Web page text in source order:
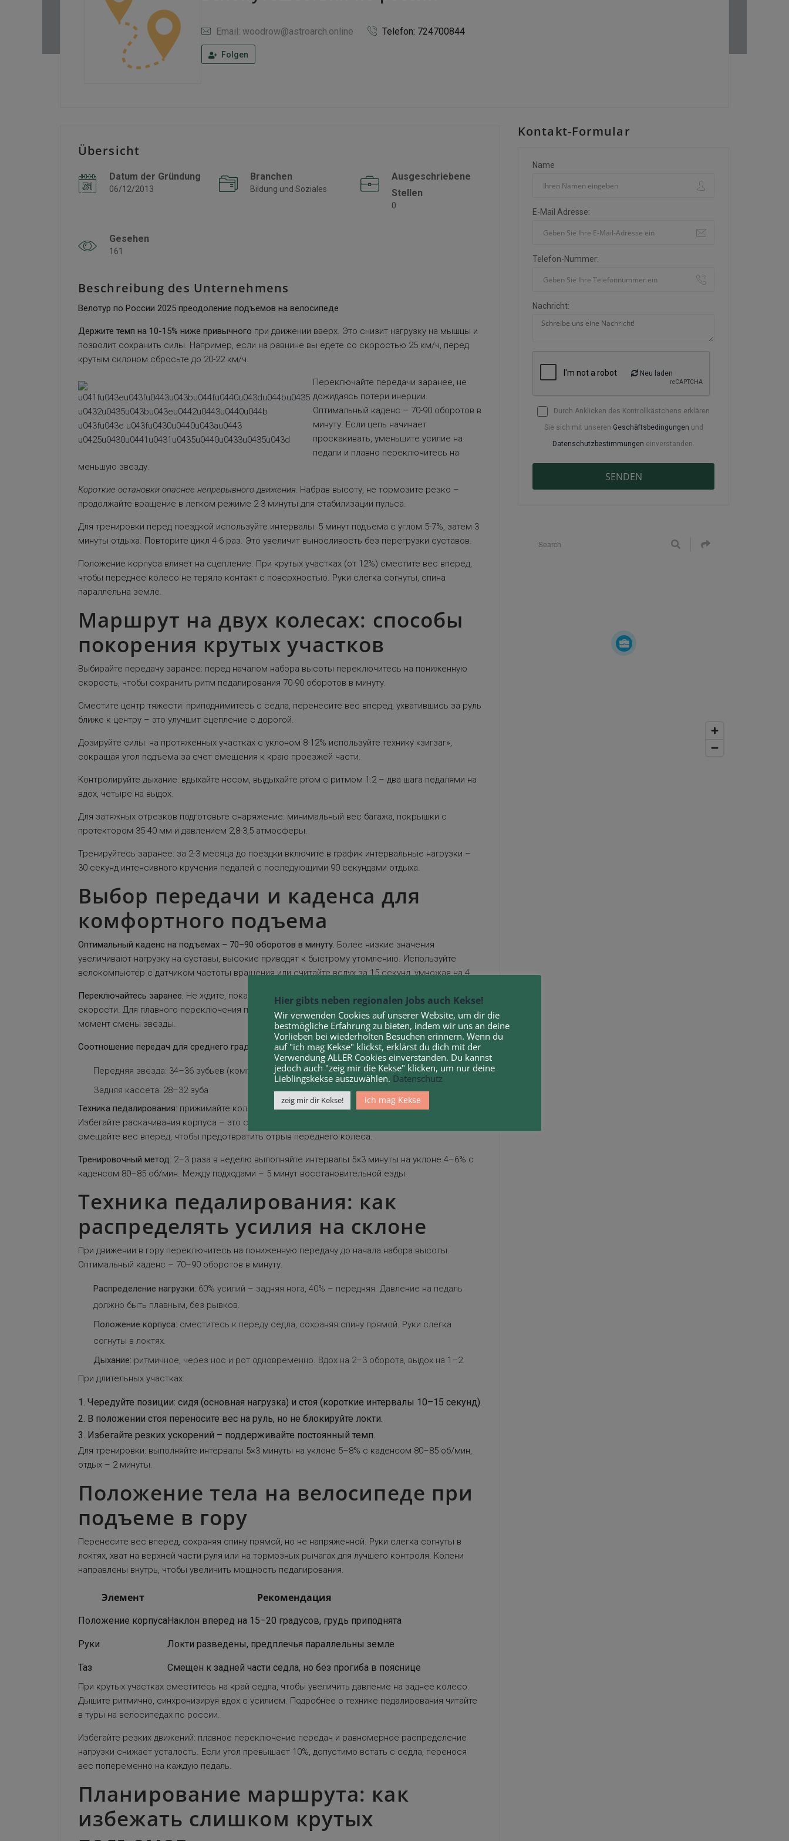
Email: woodrow@astroarch.online Telefon: 724700844
Folgen
Übersicht
Datum der Gründung
06/12/2013
Branchen
Bildung und Soziales
Ausgeschriebene
Stellen
0
Gesehen
161
Beschreibung des Unternehmens
Велотур по России 2025 преодоление подъемов на велосипеде
Держите темп на 10-15% ниже привычного при движении вверх. Это снизит нагрузку на мышцы и
позволит сохранить силы. Например, если на равнине вы едете со скоростью 25 км/ч, перед
крутым склоном сбросьте до 20-22 км/ч.
Переключайте передачи заранее, не
дожидаясь потери инерции.
Оптимальный каденс – 70-90 оборотов в
минуту. Если цепь начинает
проскакивать, уменьшите усилие на
педали и плавно переключитесь на
меньшую звезду.
Короткие остановки опаснее непрерывного движения. Набрав высоту, не тормозите резко –
продолжайте вращение в легком режиме 2-3 минуты для стабилизации пульса.
Для тренировки перед поездкой используйте интервалы: 5 минут подъема с углом 5-7%, затем 3
минуты отдыха. Повторите цикл 4-6 раз. Это увеличит выносливость без перегрузки суставов.
Положение корпуса влияет на сцепление. При крутых участках (от 12%) сместите вес вперед,
чтобы переднее колесо не теряло контакт с поверхностью. Руки слегка согнуты, спина
параллельна земле.
Маршрут на двух колесах: способы
покорения крутых участков
Выбирайте передачу заранее: перед началом набора высоты переключитесь на пониженную
скорость, чтобы сохранить ритм педалирования 70-90 оборотов в минуту.
Сместите центр тяжести: приподнимитесь с седла, перенесите вес вперед, ухватившись за руль
ближе к центру – это улучшит сцепление с дорогой.
Дозируйте силы: на протяженных участках с уклоном 8-12% используйте технику «зигзаг»,
сокращая угол подъема за счет смещения к краю проезжей части.
Контролируйте дыхание: вдыхайте носом, выдыхайте ртом с ритмом 1:2 – два шага педалями на
вдох, четыре на выдох.
Для затяжных отрезков подготовьте снаряжение: минимальный вес багажа, покрышки с
протектором 35-40 мм и давлением 2,8-3,5 атмосферы.
Тренируйтесь заранее: за 2-3 месяца до поездки включите в график интервальные нагрузки –
30 секунд интенсивного кручения педалей с последующими 90 секундами отдыха.
Выбор передачи и каденса для
комфортного подъема
Оптимальный каденс на подъемах – 70–90 оборотов в минуту. Более низкие значения
увеличивают нагрузку на суставы, высокие приводят к быстрому утомлению. Используйте
велокомпьютер с датчиком частоты вращения или считайте вслух за 15 секунд, умножая на 4.
Переключайтесь заранее. Не ждите, пока наклон станет крутым – снижайте передачу до потери
скорости. Для плавного переключения под нагрузкой слегка снизьте усилие на педали в
момент смены звезды.
Соотношение передач для среднего градиента (5–8%):
Передняя звезда: 34–36 зубьев (компакт)
Задняя кассета: 28–32 зуба
Техника педалирования: прижимайте колени к раме, сохраняя прямую линию голеностопа.
Избегайте раскачивания корпуса – это снижает КПД. На особо крутых участках (от 12%)
смещайте вес вперед, чтобы предотвратить отрыв переднего колеса.
Тренировочный метод: 2–3 раза в неделю выполняйте интервалы 5×3 минуты на уклоне 4–6% с
каденсом 80–85 об/мин. Между подходами – 5 минут восстановительной езды.
Техника педалирования: как
распределять усилия на склоне
При движении в гору переключитесь на пониженную передачу до начала набора высоты.
Оптимальный каденс – 70–90 оборотов в минуту.
Распределение нагрузки: 60% усилий – задняя нога, 40% – передняя. Давление на педаль
должно быть плавным, без рывков.
Положение корпуса: сместитесь к переду седла, сохраняя спину прямой. Руки слегка
согнуты в локтях.
Дыхание: ритмичное, через нос и рот одновременно. Вдох на 2–3 оборота, выдох на 1–2.
При длительных участках:
Чередуйте позиции: сидя (основная нагрузка) и стоя (короткие интервалы 10–15 секунд).
В положении стоя переносите вес на руль, но не блокируйте локти.
Избегайте резких ускорений – поддерживайте постоянный темп.
Для тренировки: выполняйте интервалы 5×3 минуты на уклоне 5–8% с каденсом 80–85 об/мин,
отдых – 2 минуты.
Положение тела на велосипеде при
подъеме в гору
Перенесите вес вперед, сохраняя спину прямой, но не напряженной. Руки слегка согнуты в
локтях, хват на верхней части руля или на тормозных рычагах для лучшего контроля. Колени
направлены внутрь, чтобы увеличить мощность педалирования.
Элемент Рекомендация
Положение корпусаНаклон вперед на 15–20 градусов, грудь приподнята
Руки Локти разведены, предплечья параллельны земле
Таз Смещен к задней части седла, но без прогиба в пояснице
При крутых участках сместитесь на край седла, чтобы увеличить давление на заднее колесо.
Дышите ритмично, синхронизируя вдох с усилием. Подробнее о технике педалирования читайте
в туры на велосипедах по россии.
Избегайте резких движений: плавное переключение передач и равномерное распределение
нагрузки снижает усталость. Если угол превышает 10%, допустимо встать с седла, перенося
вес попеременно на каждую педаль.
Планирование маршрута: как
избежать слишком крутых
Kontakt-Formular
Name
E-Mail Adresse:
Telefon-Nummer:
Nachricht:
Neu laden
Durch Anklicken des Kontrollkästchens erklären
Sie sich mit unseren Geschäftsbedingungen und
Datenschutzbestimmungen einverstanden.
Hier gibts neben regionalen Jobs auch Kekse!
Wir verwenden Cookies auf unserer Website, um dir die
bestmögliche Erfahrung zu bieten, indem wir uns an deine
Vorlieben bei wiederholten Besuchen erinnern. Wenn du
auf "ich mag Kekse" klickst, erklärst du dich mit der
Verwendung ALLER Cookies einverstanden. Du kannst
jedoch auch "zeig mir die Kekse" klicken, um nur deine
Lieblingskekse auszuwählen. Datenschutz
zeig mir dir Kekse! ich mag Kekse